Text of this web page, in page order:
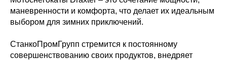
маневренности и комфорта, что делает их идеальным
выбором для зимних приключений.
СтанкоПромГрупп стремится к постоянному
совершенствованию своих продуктов, внедряет